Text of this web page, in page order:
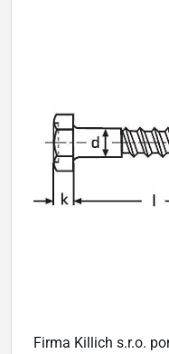
Firma Killich s.r.o.